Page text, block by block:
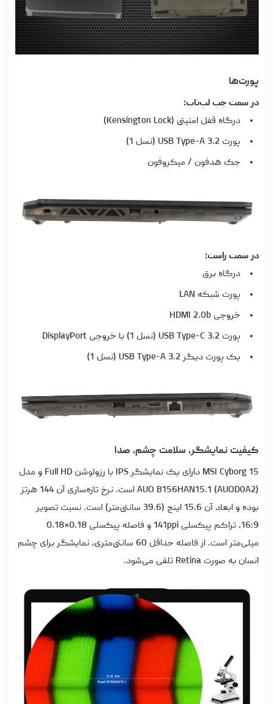
پورت‌ها
در سمت چپ لپ‌تاپ:
درگاه قفل امنیتی (Kensington Lock)
پورت USB Type-A 3.2 (نسل 1)
جک هدفون / میکروفون
در سمت راست:
درگاه برق
پورت شبکه LAN
خروجی HDMI 2.0b
پورت USB Type-C 3.2 (نسل 1) با خروجی DisplayPort
یک پورت دیگر USB Type-A 3.2 (نسل 1)
کیفیت نمایشگر، سلامت چشم، صدا
MSI Cyborg 15 دارای یک نمایشگر IPS با رزولوشن Full HD و مدل
AUO B156HAN15.1 (AUOD0A2) است. نرخ تازه‌سازی آن 144 هرتز
بوده و ابعاد آن 15.6 اینچ (39.6 سانتی‌متر) است. نسبت تصویر
16:9، تراکم پیکسلی 141ppi و فاصله پیکسلی 0.18×0.18
میلی‌متر است. از فاصله حداقل 60 سانتی‌متری، نمایشگر برای چشم
انسان به صورت Retina تلقی می‌شود.